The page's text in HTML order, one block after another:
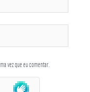
vez que eu comentar.